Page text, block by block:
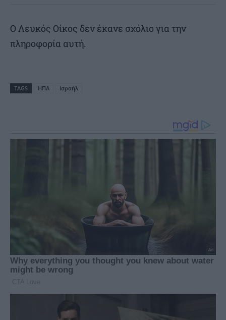
Ο Λευκός Οίκος δεν έκανε σχόλιο για την
πληροφορία αυτή.
TAGS ΗΠΑ Ισραήλ